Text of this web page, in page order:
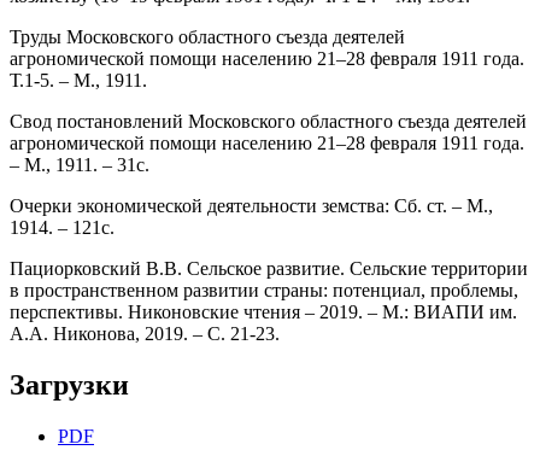
Труды Московского областного съезда деятелей
агрономической помощи населению 21–28 февраля 1911 года.
Т.1-5. – М., 1911.
Свод постановлений Московского областного съезда деятелей
агрономической помощи населению 21–28 февраля 1911 года.
– М., 1911. – 31с.
Очерки экономической деятельности земства: Сб. ст. – М.,
1914. – 121с.
Пациорковский В.В. Сельское развитие. Сельские территории
в пространственном развитии страны: потенциал, проблемы,
перспективы. Никоновские чтения – 2019. – М.: ВИАПИ им.
А.А. Никонова, 2019. – С. 21-23.
Загрузки
PDF